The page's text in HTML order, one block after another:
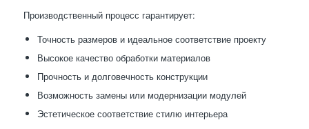
Производственный процесс гарантирует:
Точность размеров и идеальное соответствие проекту
Высокое качество обработки материалов
Прочность и долговечность конструкции
Возможность замены или модернизации модулей
Эстетическое соответствие стилю интерьера